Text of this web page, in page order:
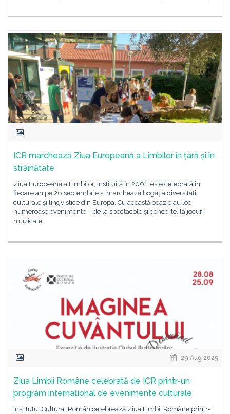
ICR marchează Ziua Europeană a Limbilor în țară și în
străinătate
Ziua Europeană a Limbilor, instituită în 2001, este celebrată în
fiecare an pe 26 septembrie și marchează bogăția diversității
culturale și lingvistice din Europa. Cu această ocazie au loc
numeroase evenimente – de la spectacole și concerte, la jocuri
muzicale,
29 Aug 2025
Ziua Limbii Române celebrată de ICR printr-un
program internațional de evenimente culturale
Institutul Cultural Român celebrează Ziua Limbii Române printr-